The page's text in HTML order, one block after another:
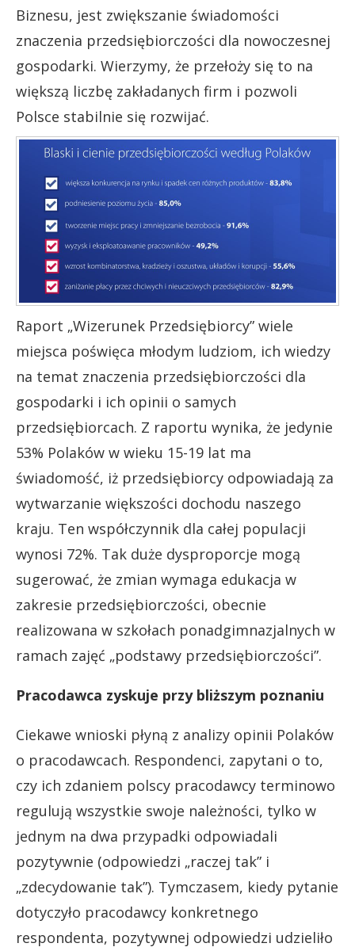
Biznesu, jest zwiększanie świadomości
znaczenia przedsiębiorczości dla nowoczesnej
gospodarki. Wierzymy, że przełoży się to na
większą liczbę zakładanych firm i pozwoli
Polsce stabilnie się rozwijać.
Raport „Wizerunek Przedsiębiorcy” wiele
miejsca poświęca młodym ludziom, ich wiedzy
na temat znaczenia przedsiębiorczości dla
gospodarki i ich opinii o samych
przedsiębiorcach. Z raportu wynika, że jedynie
53% Polaków w wieku 15-19 lat ma
świadomość, iż przedsiębiorcy odpowiadają za
wytwarzanie większości dochodu naszego
kraju. Ten współczynnik dla całej populacji
wynosi 72%. Tak duże dysproporcje mogą
sugerować, że zmian wymaga edukacja w
zakresie przedsiębiorczości, obecnie
realizowana w szkołach ponadgimnazjalnych w
ramach zajęć „podstawy przedsiębiorczości”.
Pracodawca zyskuje przy bliższym poznaniu
Ciekawe wnioski płyną z analizy opinii Polaków
o pracodawcach. Respondenci, zapytani o to,
czy ich zdaniem polscy pracodawcy terminowo
regulują wszystkie swoje należności, tylko w
jednym na dwa przypadki odpowiadali
pozytywnie (odpowiedzi „raczej tak” i
„zdecydowanie tak”). Tymczasem, kiedy pytanie
dotyczyło pracodawcy konkretnego
respondenta, pozytywnej odpowiedzi udzieliło